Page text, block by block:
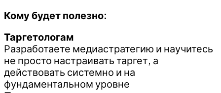
Кому будет полезно:
Таргетологам
Разработаете медиастратегию и научитесь
не просто настраивать таргет, а
действовать системно и на
фундаментальном уровне